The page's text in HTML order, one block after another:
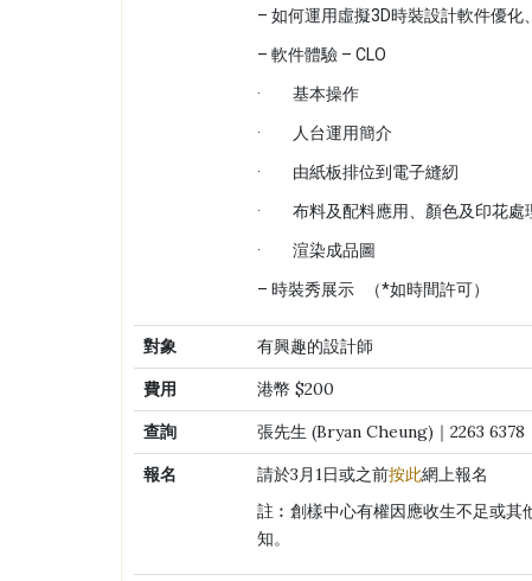
– 如何運用虛擬3D時裝設計軟件優化
– 軟件體驗 – CLO
· 基本操作
· 人台運用簡介
· 由紙板排位到電子縫紉
· 布料及配料應用、顏色及印花處
· 渲染成品圖
– 時裝秀展示 （*如時間許可）
對象 有興趣的設計師
費用
港幣 $200
查詢
張先生 (Bryan Cheung)｜2263 6378
報名
請於3月1日或之前按此網上報名
註︰創樣中心有權因應收生不足或其
知。